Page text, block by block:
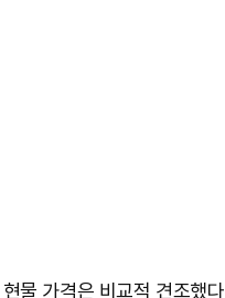
물 가격은 비교적 견조했